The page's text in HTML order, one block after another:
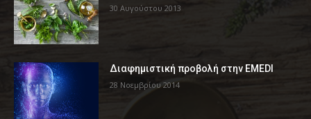
30 Αυγούστου 2013
Διαφημιστική προβολή στην EMEDI
28 Νοεμβρίου 2014